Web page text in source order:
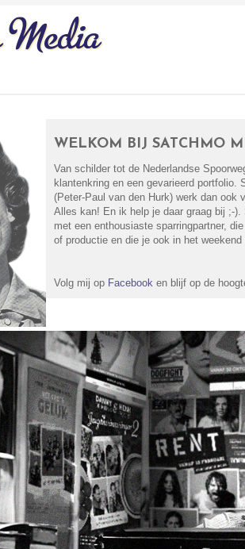
WELKOM BIJ SATCHMO
Van schilder tot de Nederlandse
klantenkring en een gevarieerd
(Peter-Paul van den Hurk) werk dan
Alles kan! En ik help je daar graag bij ;-
met een enthousiaste sparringpartner,
of productie en die je ook in het
Volg mij op Facebook en blijf op de